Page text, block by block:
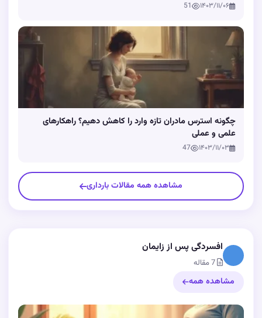
۱۴۰۳/۱۱/۰۶ 51
چگونه استرس مادران تازه وارد را کاهش دهیم؟ راهکارهای
علمی و عملی
۱۴۰۳/۱۱/۰۳ 47
مشاهده همه مقالات بارداری
افسردگی پس از زایمان
مشاهده همه